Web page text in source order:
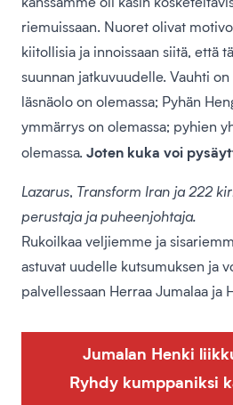
riemuissaan. Nuoret olivat
kiitollisia ja innoissaan siitä, että
suunnan jatkuvuudelle. Vauhti
läsnäolo on olemassa; Pyhän
ymmärrys on olemassa; pyhien
olemassa. Joten kuka voi
Lazarus, Transform Iran ja 222
perustaja ja puheenjohtaja.
Rukoilkaa veljiemme ja
astuvat uudelle kutsumuksen ja
palvellessaan Herraa Jumalaa ja
Jumalan Henki
Ryhdy kumppaniksi